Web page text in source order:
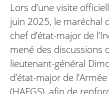
Lors d’une visite
juin 2025, le maréchal
chef d’état-major de
mené des discussions
lieutenant-général
d’état-major de